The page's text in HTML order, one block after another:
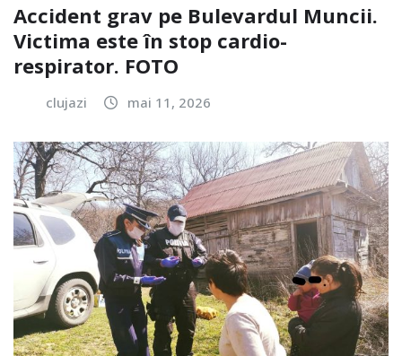
Accident grav pe Bulevardul Muncii.
Victima este în stop cardio-
respirator. FOTO
clujazi mai 11, 2026